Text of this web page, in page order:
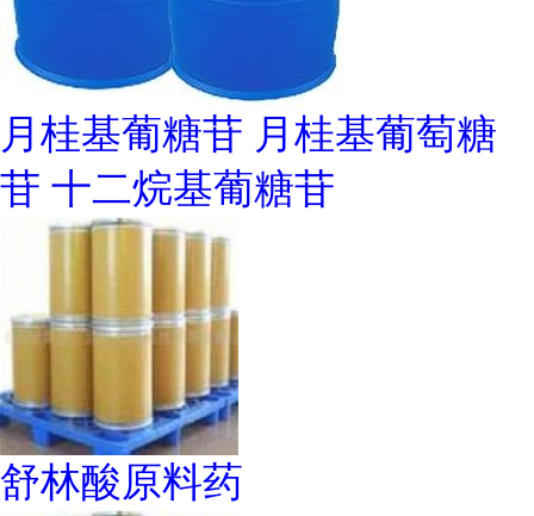
月桂基葡糖苷 月桂基葡萄糖
苷 十二烷基葡糖苷
舒林酸原料药